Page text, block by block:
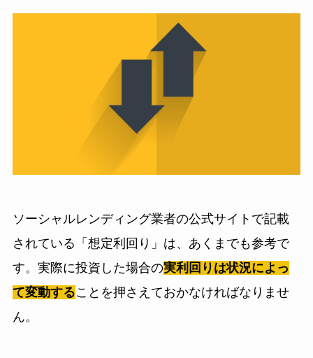
ソーシャルレンディング業者の公式サイトで記載
されている「想定利回り」は、あくまでも参考で
す。実際に投資した場合の実利回りは状況によっ
て変動することを押さえておかなければなりませ
ん。